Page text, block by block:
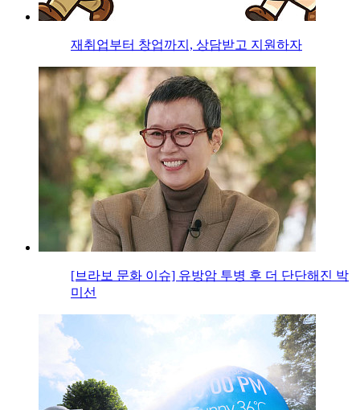
재취업부터 창업까지, 상담받고 지원하자
[브라보 문화 이슈] 유방암 투병 후 더 단단해진 박
미선